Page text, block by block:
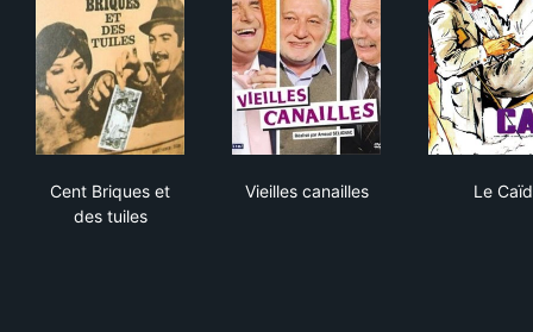
Cent Briques et
des tuiles
Vieilles canailles
Le Caïd